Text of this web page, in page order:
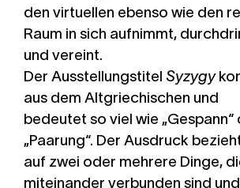
den virtuellen ebenso wie den
Raum in sich aufnimmt,
und vereint.
Der Ausstellungstitel Syzygy
aus dem Altgriechischen und
bedeutet so viel wie „Gespann“
„Paarung“. Der Ausdruck
auf zwei oder mehrere Dinge,
miteinander verbunden sind und